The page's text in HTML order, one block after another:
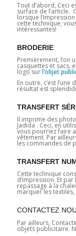
Tout d’abord, Ceci
surface de l’article.
lorsque
cette technique,
intéressantes!
BRODERIE
Premièrement, l’on
casquettes et sacs,
logo surl’objet
En outre, c’est
résultat est
TRANSFERT
Il imprime des
Jadida . Ceci, en
vous pourriez faire
vêtement. Par
les commandes de
TRANSFERT
Cette technique
d’impression. Et
repassage à la
marquer les
CONTACTEZ
Par ailleurs,
objets publicitaire.